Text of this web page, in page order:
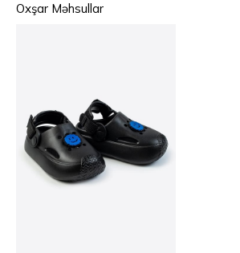
Oxşar Məhsullar